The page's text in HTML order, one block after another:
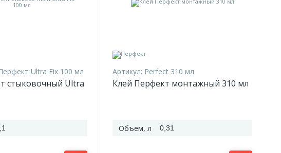
Ultra Fix 100 мл
стыковочный Ultra
Артикул: Perfect 310 мл
Клей Перфект монтажный 310 мл
Объем, л 0,31